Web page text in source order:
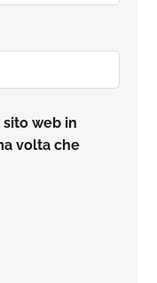
web in
volta che